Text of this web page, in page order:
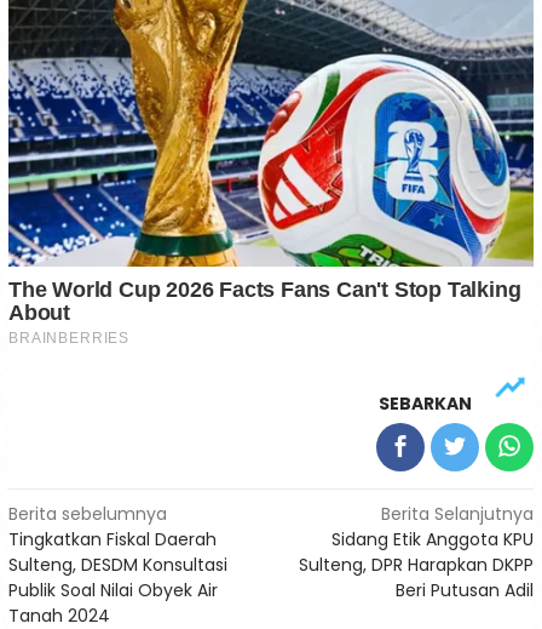
SEBARKAN
Navigasi
pos
Berita sebelumnya
Tingkatkan Fiskal Daerah
Sulteng, DESDM Konsultasi
Publik Soal Nilai Obyek Air
Tanah 2024
Berita Selanjutnya
Sidang Etik Anggota KPU
Sulteng, DPR Harapkan DKPP
Beri Putusan Adil